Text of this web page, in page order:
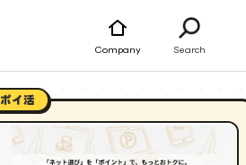
Company Search
ポイ活